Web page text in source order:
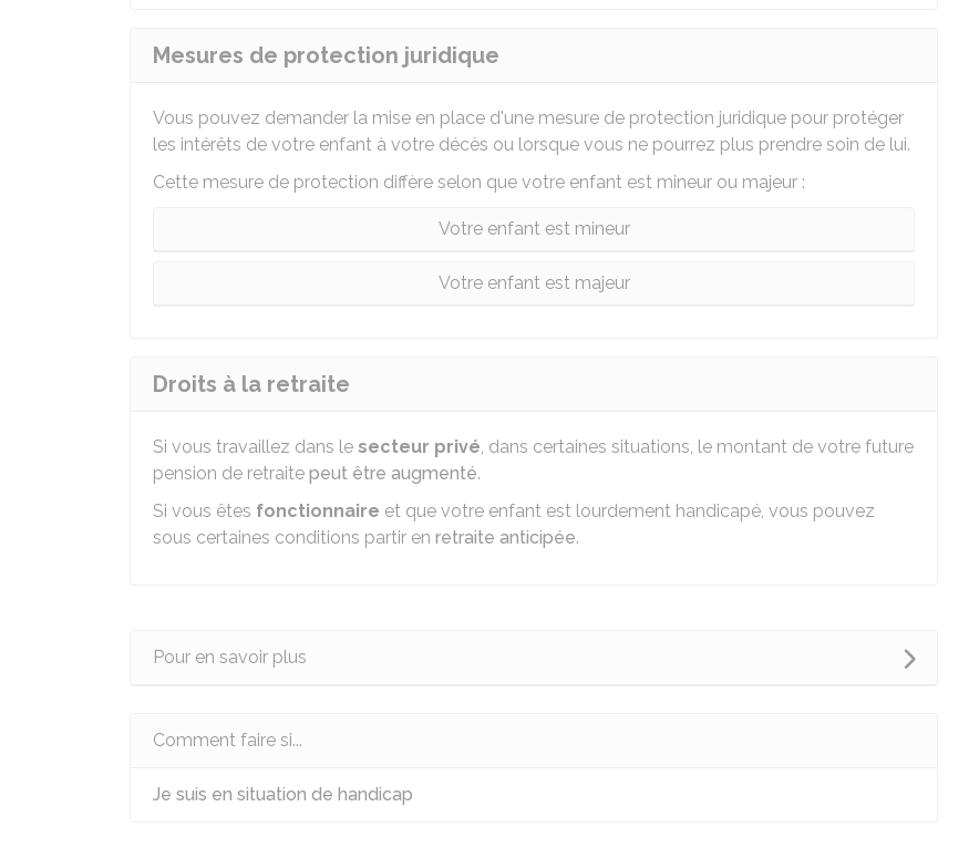
Mesures de protection juridique
Vous pouvez demander la mise en place d'une mesure de protection juridique pour protéger
les intérêts de votre enfant à votre décès ou lorsque vous ne pourrez plus prendre soin de lui.
Cette mesure de protection diffère selon que votre enfant est mineur ou majeur :
Votre enfant est mineur
Votre enfant est majeur
Droits à la retraite
Si vous travaillez dans le secteur privé, dans certaines situations, le montant de votre future
pension de retraite peut être augmenté.
Si vous êtes fonctionnaire et que votre enfant est lourdement handicapé, vous pouvez
sous certaines conditions partir en retraite anticipée.
Pour en savoir plus
Comment faire si...
Je suis en situation de handicap